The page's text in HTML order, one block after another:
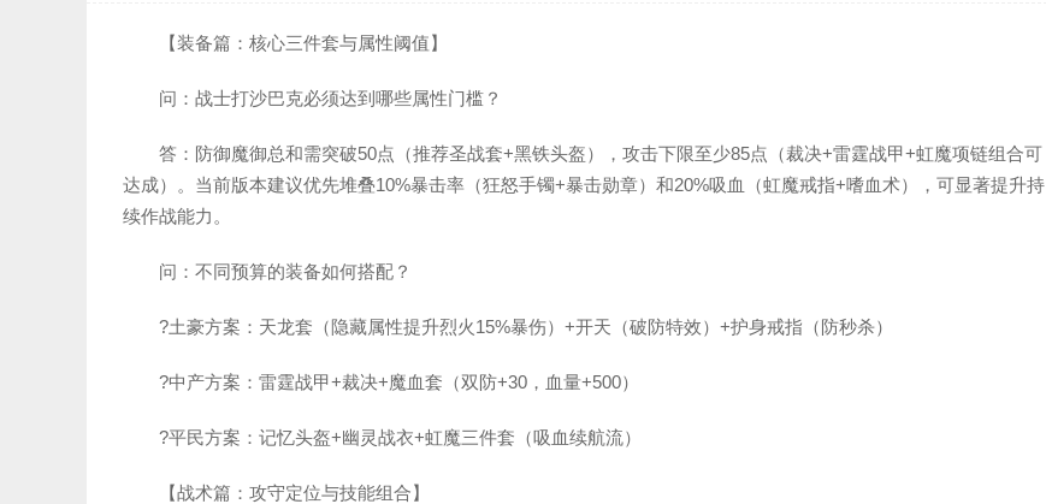
【装备篇：核心三件套与属性阈值】
问：战士打沙巴克必须达到哪些属性门槛？
答：防御魔御总和需突破50点（推荐圣战套+黑铁头盔），攻击下限至少85点（裁决+雷霆战甲+虹魔项链组合可
达成）。当前版本建议优先堆叠10%暴击率（狂怒手镯+暴击勋章）和20%吸血（虹魔戒指+嗜血术），可显著提升持
续作战能力。
问：不同预算的装备如何搭配？
?土豪方案：天龙套（隐藏属性提升烈火15%暴伤）+开天（破防特效）+护身戒指（防秒杀）
?中产方案：雷霆战甲+裁决+魔血套（双防+30，血量+500）
?平民方案：记忆头盔+幽灵战衣+虹魔三件套（吸血续航流）
【战术篇：攻守定位与技能组合】